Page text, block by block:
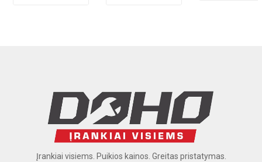
Įrankiai visiems. Puikios kainos. Greitas pristatymas.